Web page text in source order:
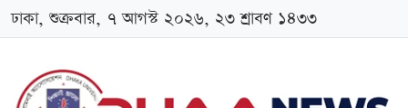
ঢাকা, শুক্রবার, ৭ আগস্ট ২০২৬, ২৩ শ্রাবণ ১৪৩৩